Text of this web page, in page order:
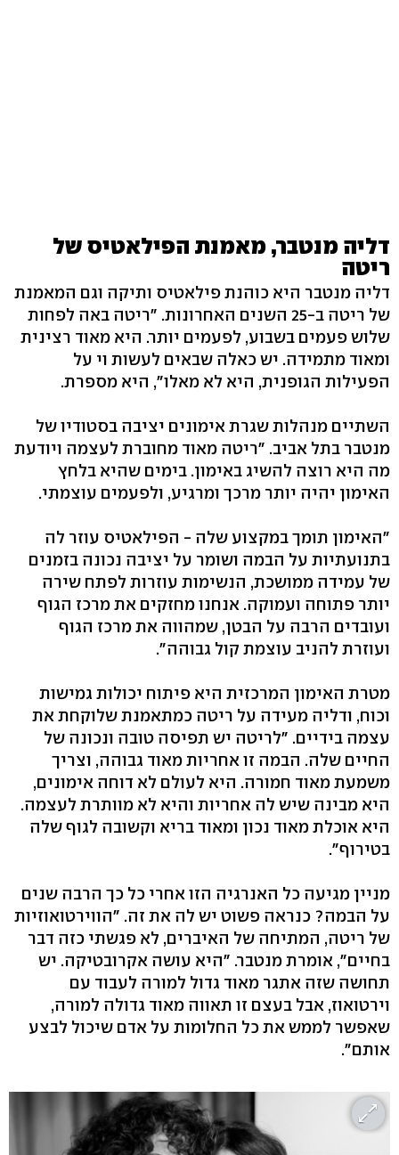
דליה מנטבר, מאמנת הפילאטיס של
ריטה
דליה מנטבר היא כוהנת פילאטיס ותיקה וגם המאמנת
של ריטה ב-25 השנים האחרונות. "ריטה באה לפחות
שלוש פעמים בשבוע, לפעמים יותר. היא מאוד רצינית
ומאוד מתמידה. יש כאלה שבאים לעשות וי על
הפעילות הגופנית, היא לא מאלו", היא מספרת.
השתיים מנהלות שגרת אימונים יציבה בסטודיו של
מנטבר בתל אביב. "ריטה מאוד מחוברת לעצמה ויודעת
מה היא רוצה להשיג באימון. בימים שהיא בלחץ
האימון יהיה יותר מרכך ומרגיע, ולפעמים עוצמתי.
"האימון תומך במקצוע שלה - הפילאטיס עוזר לה
בתנועתיות על הבמה ושומר על יציבה נכונה בזמנים
של עמידה ממושכת, הנשימות עוזרות לפתח שירה
יותר פתוחה ועמוקה. אנחנו מחזקים את מרכז הגוף
ועובדים הרבה על הבטן, שמהווה את מרכז הגוף
ועוזרת להניב עוצמת קול גבוהה".
מטרת האימון המרכזית היא פיתוח יכולות גמישות
וכוח, ודליה מעידה על ריטה כמתאמנת שלוקחת את
עצמה בידיים. "לריטה יש תפיסה טובה ונכונה של
החיים שלה. הבמה זו אחריות מאוד גבוהה, וצריך
משמעת מאוד חמורה. היא לעולם לא דוחה אימונים,
היא מבינה שיש לה אחריות והיא לא מוותרת לעצמה.
היא אוכלת מאוד נכון ומאוד בריא וקשובה לגוף שלה
בטירוף".
מניין מגיעה כל האנרגיה הזו אחרי כל כך הרבה שנים
על הבמה? כנראה פשוט יש לה את זה. "הווירטואוזיות
של ריטה, המתיחה של האיברים, לא פגשתי כזה דבר
בחיים", אומרת מנטבר. "היא עושה אקרובטיקה. יש
תחושה שזה אתגר מאוד גדול למורה לעבוד עם
וירטואוז, אבל בעצם זו תאווה מאוד גדולה למורה,
שאפשר לממש את כל החלומות על אדם שיכול לבצע
אותם".